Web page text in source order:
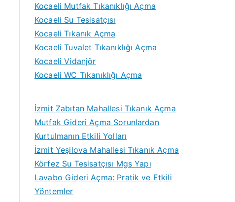
Kocaeli Mutfak Tıkanıklığı Açma
Kocaeli Su Tesisatçısı
Kocaeli Tıkanık Açma
Kocaeli Tuvalet Tıkanıklığı Açma
Kocaeli Vidanjör
Kocaeli WC Tıkanıklığı Açma
İzmit Zabıtan Mahallesi Tıkanık Açma
Mutfak Gideri Açma Sorunlardan
Kurtulmanın Etkili Yolları
İzmit Yeşilova Mahallesi Tıkanık Açma
Körfez Su Tesisatçısı Mgs Yapı
Lavabo Gideri Açma: Pratik ve Etkili
Yöntemler